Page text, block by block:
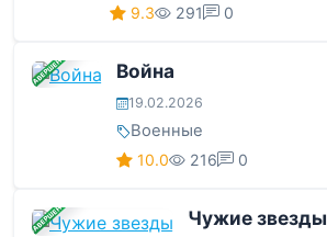
9.3 291 0
ЗАВЕРШЕНА Война
19.02.2026
Военные
10.0 216 0
ЗАВЕРШЕНА Чужие звезды